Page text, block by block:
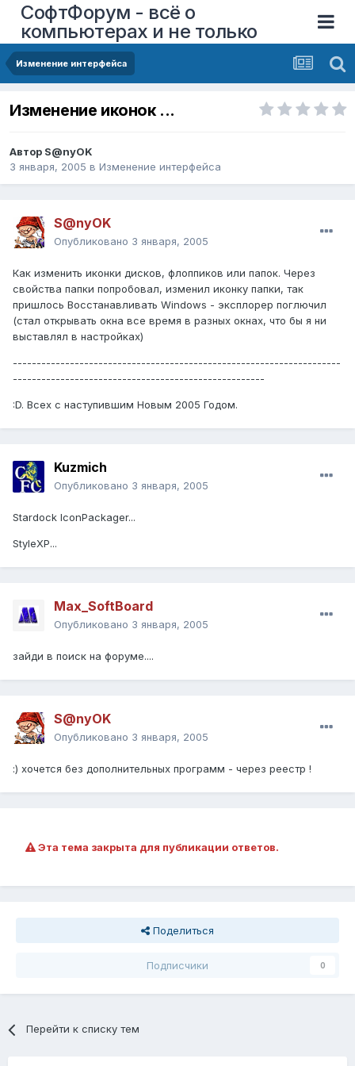
СофтФорум - всё о
компьютерах и не только
Изменение интерфейса
Изменение иконок ...
Автор S@nyOK
3 января, 2005 в Изменение интерфейса
S@nyOK
Опубликовано 3 января, 2005
Как изменить иконки дисков, флоппиков или папок. Через
свойства папки попробовал, изменил иконку папки, так
пришлось Восстанавливать Windows - эксплорер поглючил
(стал открывать окна все время в разных окнах, что бы я ни
выставлял в настройках)
---------------------------------------------------------------------
-----------------------------------------------------
:D. Всех с наступившим Новым 2005 Годом.
Kuzmich
Опубликовано 3 января, 2005
Stardock IconPackager...
StyleXP...
Max_SoftBoard
Опубликовано 3 января, 2005
зайди в поиск на форуме....
S@nyOK
Опубликовано 3 января, 2005
:) хочется без дополнительных программ - через реестр !
Эта тема закрыта для публикации ответов.
Поделиться
Подписчики 0
Перейти к списку тем